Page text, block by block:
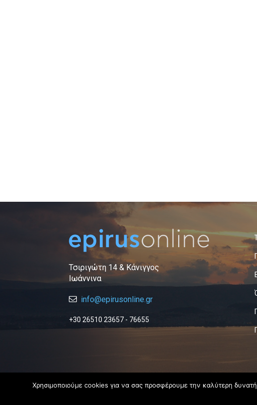
Τσιριγώτη 14 & Κάνιγγος
Ιωάννινα
info@epirusonline.gr
+30 26510 23657 - 76655
Χρησιμοποιούμε cookies για να σας προσφέρουμε την καλύτερη δυνατή